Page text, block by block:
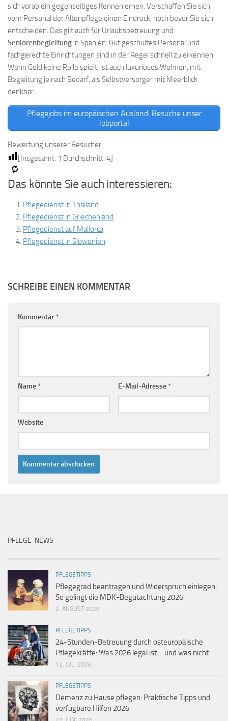
sich vorab ein gegenseitiges Kennenlernen. Verschaffen Sie sich
vom Personal der Altenpflege einen Eindruck, noch bevor Sie sich
entscheiden. Das gilt auch für Urlaubsbetreuung und
Seniorenbegleitung in Spanien. Gut geschultes Personal und
fachgerechte Einrichtungen sind in der Regel schnell zu erkennen.
Wenn Geld keine Rolle spielt, ist auch luxuriöses Wohnen, mit
Begleitung je nach Bedarf, als Selbstversorger mit Meerblick
denkbar.
Pflegejobs im europäischen Ausland: Besuche unser
Jobportal
Bewertung unserer Besucher
[Insgesamt: 1 Durchschnitt: 4]
Das könnte Sie auch interessieren:
Pflegedienst in Thailand
Pflegedienst in Griechenland
Pflegedienst auf Mallorca
Pflegedienst in Slowenien
SCHREIBE EINEN KOMMENTAR
Kommentar*
Name* E-Mail-Adresse*
Website
PFLEGE-NEWS
PFLEGETIPPS
Pflegegrad beantragen und Widerspruch einlegen:
So gelingt die MDK-Begutachtung 2026
2. AUGUST 2026
PFLEGETIPPS
24-Stunden-Betreuung durch osteuropäische
Pflegekräfte: Was 2026 legal ist – und was nicht
12. JULI 2026
PFLEGETIPPS
Demenz zu Hause pflegen: Praktische Tipps und
verfügbare Hilfen 2026